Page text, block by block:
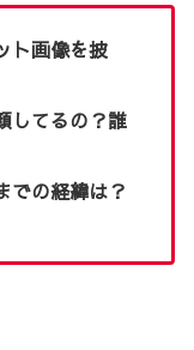
ト画像を披
してるの？誰
での経緯は？